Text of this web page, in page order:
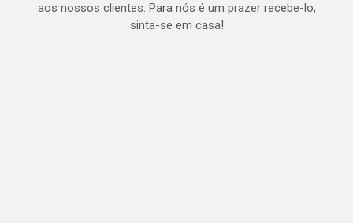
aos nossos clientes. Para nós é um prazer recebe-lo,
sinta-se em casa!